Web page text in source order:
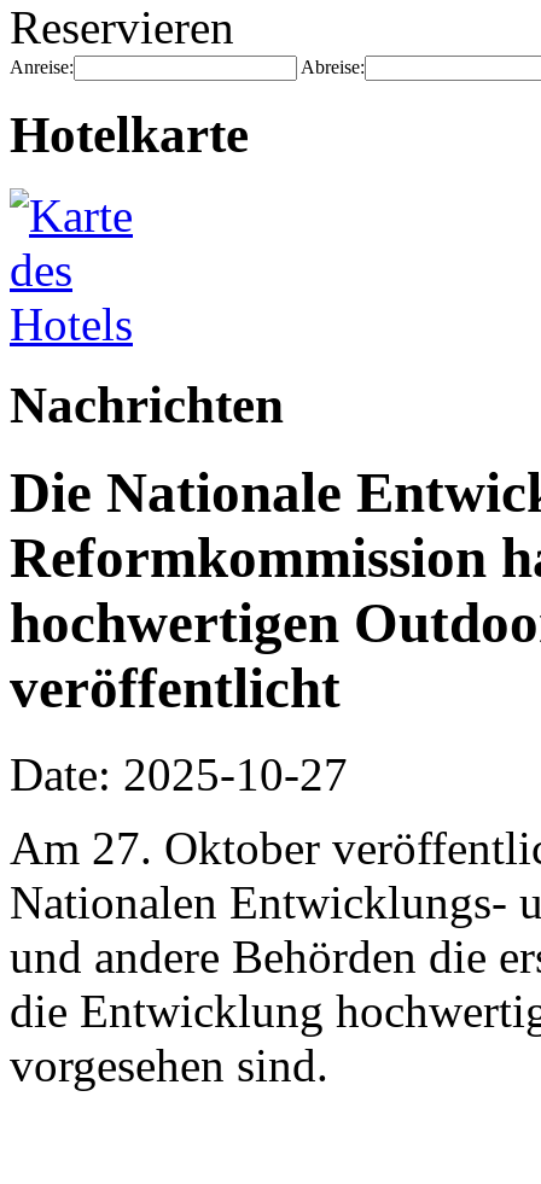
Reservieren
Anreise: Abreise:
Hotelkarte
Nachrichten
Die Nationale
Reformkommission
hochwertigen
veröffentlicht
Date: 2025-10-27
Am 27. Oktober
Nationalen Entwicklungs-
und andere Behörden die
die Entwicklung
vorgesehen sind.